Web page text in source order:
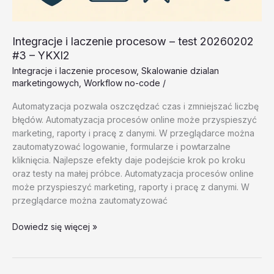
Integracje i laczenie procesow – test 20260202
#3 – YKXl2
Integracje i laczenie procesow, Skalowanie dzialan
marketingowych Workflow no-code /
Automatyzacja pozwala oszczędzać czas i zmniejszać liczbę
błędów. Automatyzacja procesów online może przyspieszyć
marketing, raporty i pracę z danymi. W przeglądarce można
zautomatyzować logowanie, formularze i powtarzalne
kliknięcia. Najlepsze efekty daje podejście krok po kroku
oraz testy na małej próbce. Automatyzacja procesów online
może przyspieszyć marketing, raporty i pracę z danymi. W
przeglądarce można zautomatyzować
Integracje
Dowiedz się więcej »